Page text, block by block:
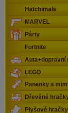
Hatchimals
MARVEL
Párty
Fortnite
Auta+dopravní
LEGO
Panenky a
Dřevěné
Plyšové hračky